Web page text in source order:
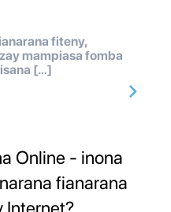
fiteny,
mampiasa fomba
[…]
Online - inona
fianarana